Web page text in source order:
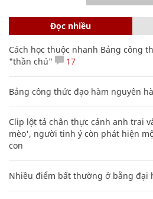
Đọc nhiều
Cách học thuộc nhanh Bảng công
"thần chú"
17
Bảng công thức đạo hàm nguyên
Clip lột tả chân thực cảnh anh trai
mèo', người tinh ý còn phát hiện
con
Nhiều điểm bất thường ở bằng đại